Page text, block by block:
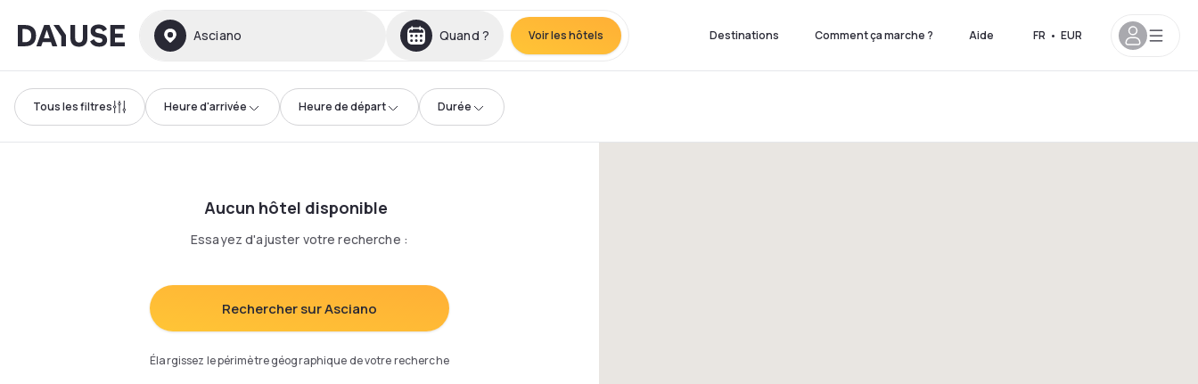
Dayuse Asciano Quand ? Voir les hôtels Destinations Comment ça marche ? Aide FR • EUR
Tous les filtres Heure d'arrivée Heure de départ Durée
Aucun hôtel disponible
Essayez d'ajuster votre recherche :
Rechercher sur Asciano
Élargissez le périmètre géographique de votre recherche